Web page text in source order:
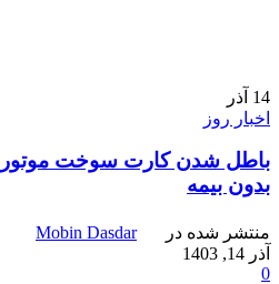
14 آذر
اخبار روز
باطل شدن کارت سوخت
بدون بیمه
منتشر شده در
Mobin Dasdar
آذر 14, 1403
0